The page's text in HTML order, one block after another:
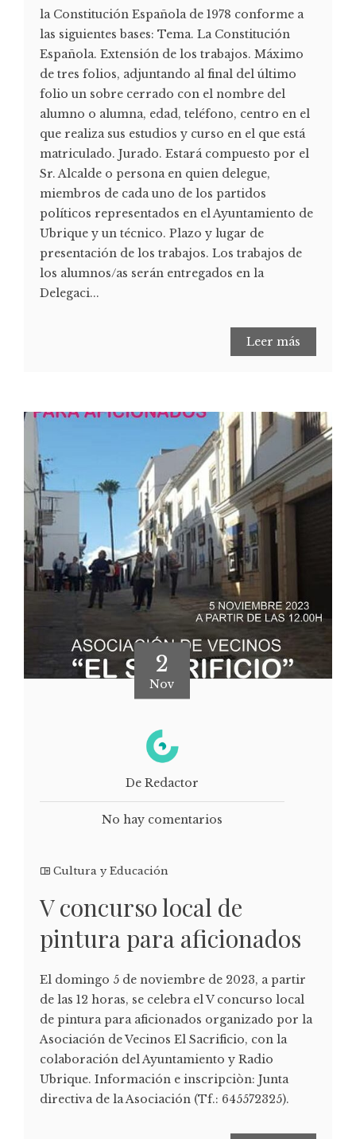
la Constitución Española de 1978 conforme a
las siguientes bases: Tema. La Constitución
Española. Extensión de los trabajos. Máximo
de tres folios, adjuntando al final del último
folio un sobre cerrado con el nombre del
alumno o alumna, edad, teléfono, centro en el
que realiza sus estudios y curso en el que está
matriculado. Jurado. Estará compuesto por el
Sr. Alcalde o persona en quien delegue,
miembros de cada uno de los partidos
políticos representados en el Ayuntamiento de
Ubrique y un técnico. Plazo y lugar de
presentación de los trabajos. Los trabajos de
los alumnos/as serán entregados en la
Delegaci...
Leer más
2
Nov
De Redactor
No hay comentarios
Cultura y Educación
V concurso local de
pintura para aficionados
El domingo 5 de noviembre de 2023, a partir
de las 12 horas, se celebra el V concurso local
de pintura para aficionados organizado por la
Asociación de Vecinos El Sacrificio, con la
colaboración del Ayuntamiento y Radio
Ubrique. Información e inscripciòn: Junta
directiva de la Asociación (Tf.: 645572325).